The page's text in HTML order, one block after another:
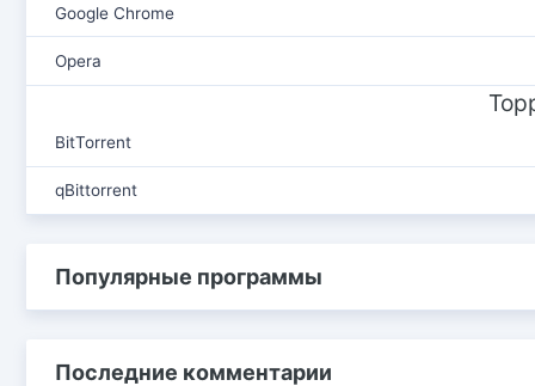
Google Chrome
Opera
BitTorrent
qBittorrent
Популярные программы
Последние комментарии